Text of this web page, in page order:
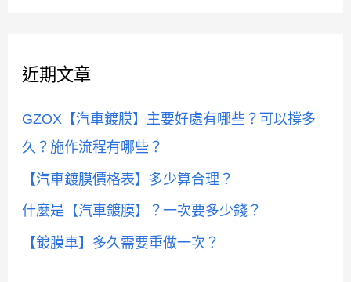
字
:
近期文章
GZOX【汽車鍍膜】主要好處有哪些？可以撐多
久？施作流程有哪些？
【汽車鍍膜價格表】多少算合理？
什麼是【汽車鍍膜】？一次要多少錢？
【鍍膜車】多久需要重做一次？